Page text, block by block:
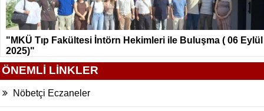
"MKÜ Tıp Fakültesi İntörn Hekimleri ile Buluşma ( 06 Eylül
2025)"
ÖNEMLİ LİNKLER
Nöbetçi Eczaneler